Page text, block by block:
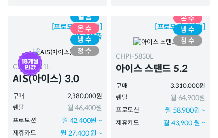
[프로모션 진행중]
광고상품
CHPI-7511L
AIS(아이스) 3.0
구매
2,380,000원
렌탈
월 46,400원
프로모션 월 42,400원 ~
제휴카드 월 27,400 원 ~
[프로모션 진행중]
CHPI-5830L
아이스 스탠드 5.2
구매
3,310,000원
렌탈
월 64,900원
프로모션 월 58,900원 ~
제휴카드 월 43,900 원 ~